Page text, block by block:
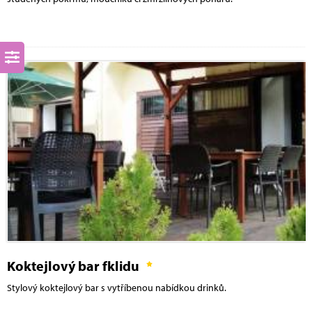
Koktejlový bar fklidu
Stylový koktejlový bar s vytříbenou nabídkou drinků.